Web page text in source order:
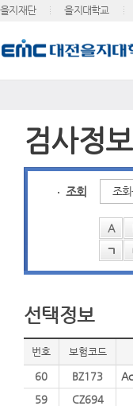
을지재단 을지대학교
검사정
조회 조
A
ㄱ
선택정보
번호 보험코드
60 BZ173
59
CZ694